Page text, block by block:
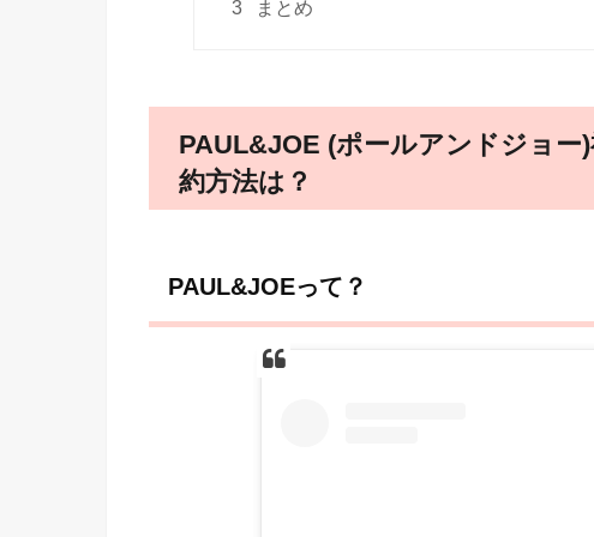
3 まとめ
PAUL&JOE (ポールアンドジョ
約方法は？
PAUL&JOEって？